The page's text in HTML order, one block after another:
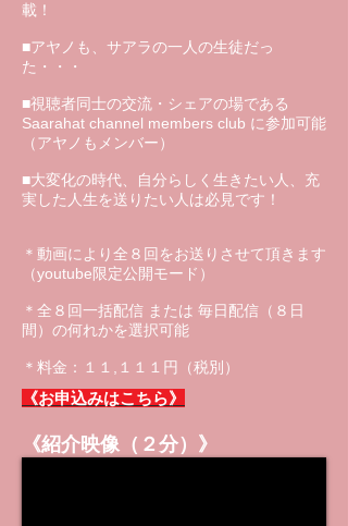
載！
■アヤノも、サアラの一人の生徒だっ
た・・・
■視聴者同士の交流・シェアの場である
Saarahat channel members club に参加可能
（アヤノもメンバー）
■大変化の時代、自分らしく生きたい人、充
実した人生を送りたい人は必見です！
＊動画により全８回をお送りさせて頂きます
（youtube限定公開モード）
＊全８回一括配信 または 毎日配信（８日
間）の何れかを選択可能
＊料金：１１,１１１円（税別）
《お申込みはこちら》
《紹介映像（２分）》